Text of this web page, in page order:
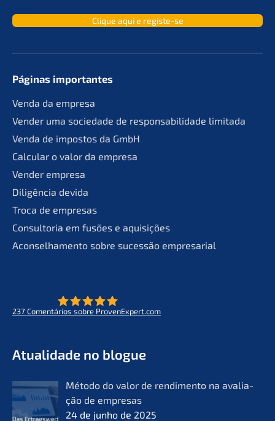
Clique aqui e registe-se
Páginas importan­tes
Venda da empresa
Vender uma socie­da­de de responsa­bil­ida­de limitada
Venda de impos­tos da GmbH
Calcu­lar o valor da empresa
Vender empre­sa
Diligên­cia devida
Troca de empresas
Consult­oria em fusões e aquisições
Aconsel­ha­men­to sobre suces­são empresarial
237 Comen­tá­ri­os sobre ProvenExpert.com
Atual­i­da­de no blogue
Método do valor de rendi­men­to na avalia­
ção de empre­sas
24 de junho de 2025